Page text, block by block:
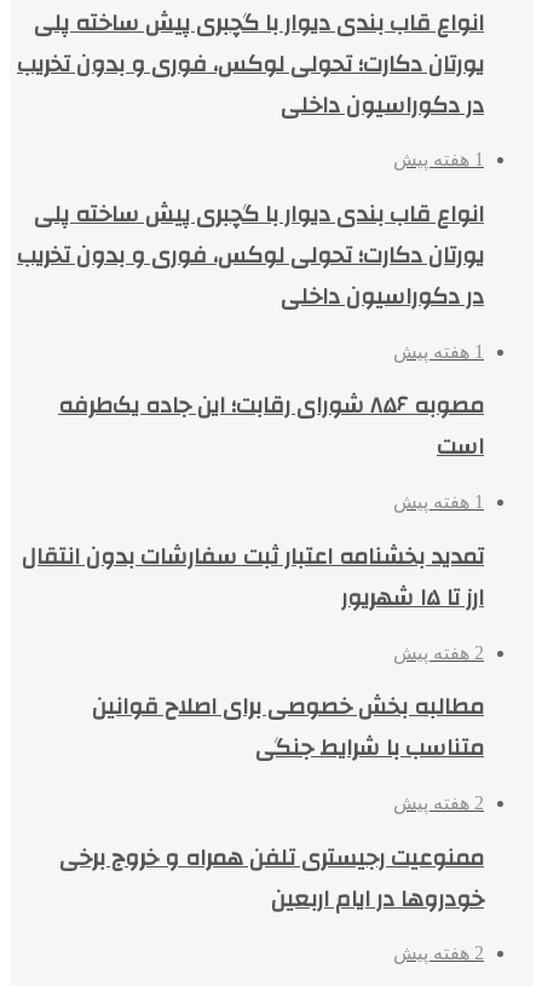
انواع قاب بندی دیوار با گچبری پیش ساخته پلی
یورتان دکارت؛ تحولی لوکس، فوری و بدون تخریب
در دکوراسیون داخلی
1 هفته پیش
انواع قاب بندی دیوار با گچبری پیش ساخته پلی
یورتان دکارت؛ تحولی لوکس، فوری و بدون تخریب
در دکوراسیون داخلی
1 هفته پیش
مصوبه ۸۵۶ شورای رقابت؛ این جاده یک‌طرفه
است
1 هفته پیش
تمدید بخشنامه اعتبار ثبت سفارشات بدون انتقال
ارز تا ۱۵ شهریور
2 هفته پیش
مطالبه بخش خصوصی برای اصلاح قوانین
متناسب با شرایط جنگی
2 هفته پیش
ممنوعیت رجیستری تلفن همراه و خروج برخی
خودروها در ایام اربعین
2 هفته پیش